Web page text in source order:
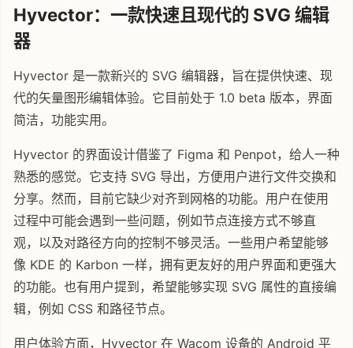
Hyvector：一款快速且现代的 SVG 编辑
器
Hyvector 是一款新兴的 SVG 编辑器，旨在提供快速、现
代的矢量图形编辑体验。它目前处于 1.0 beta 版本，界面
简洁，功能实用。
Hyvector 的界面设计借鉴了 Figma 和 Penpot，给人一种
熟悉的感觉。它支持 SVG 导出，方便用户进行文件交换和
分享。然而，目前它缺少对齐到网格的功能。用户在使用
过程中可能会遇到一些问题，例如节点连接方式不够直
观，以及对路径方向的控制不够灵活。一些用户希望能够
像 KDE 的 Karbon 一样，拥有更友好的用户界面和更强大
的功能。也有用户提到，希望能够实现 SVG 属性的直接编
辑，例如 CSS 和路径节点。
用户体验方面，Hyvector 在 Wacom 设备的 Android 平